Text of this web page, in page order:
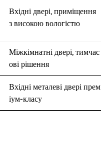
Вхідні двері, приміщення
з високою вологістю
Міжкімнатні двері, тимчас
ові рішення
Вхідні металеві двері прем
іум-класу